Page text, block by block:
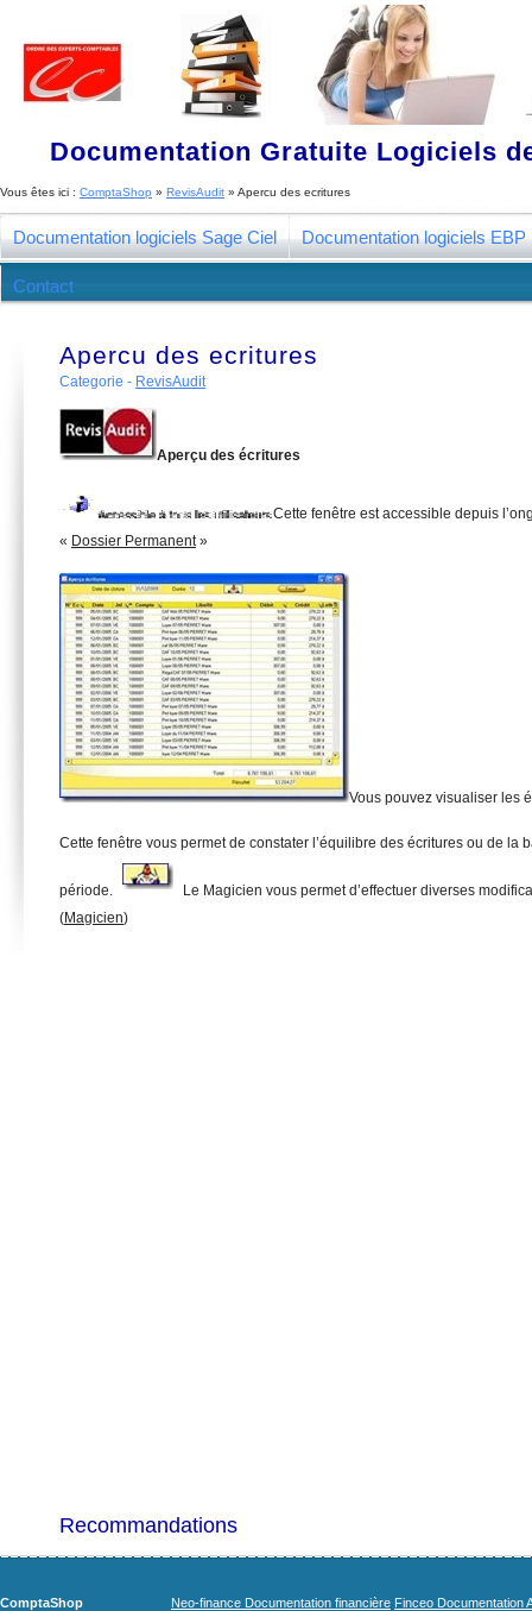
Documentation Gratuite Logiciels
Vous êtes ici : ComptaShop » RevisAudit » Apercu des ecritures
Documentation logiciels Sage Ciel Documentation logiciels EBP
Contact
Apercu des ecritures
Categorie - RevisAudit
Aperçu des écritures
Cette fenêtre est accessible depuis
« Dossier Permanent»
Vous pouvez visualiser les
Cette fenêtre vous permet de constater l’équilibre des écritures ou de la
période.
Le Magicien vous permet d’effectuer diverses
(Magicien)
Recommandations
ComptaShop
Neo-finance Documentation financière Finceo Documentation